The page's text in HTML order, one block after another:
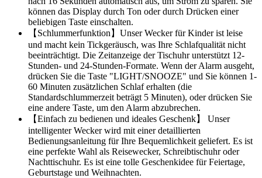
können das Display durch Ton oder durch Drücken einer
beliebigen Taste einschalten.
【Schlummerfunktion】Unser Wecker für Kinder ist leise
und macht kein Tickgeräusch, was Ihre Schlafqualität nicht
beeinträchtigt. Die Zeitanzeige der Tischuhr unterstützt 12-
Stunden- und 24-Stunden-Formate. Wenn der Alarm ausgeht,
drücken Sie die Taste "LIGHT/SNOOZE" und Sie können 1-
60 Minuten zusätzlichen Schlaf erhalten (die
Standardschlummerzeit beträgt 5 Minuten), oder drücken Sie
eine andere Taste, um den Alarm abzubrechen.
【Einfach zu bedienen und ideales Geschenk】 Unser
intelligenter Wecker wird mit einer detaillierten
Bedienungsanleitung für Ihre Bequemlichkeit geliefert. Es ist
eine perfekte Wahl als Reisewecker, Schreibtischuhr oder
Nachttischuhr. Es ist eine tolle Geschenkidee für Feiertage,
Geburtstage und Weihnachten.